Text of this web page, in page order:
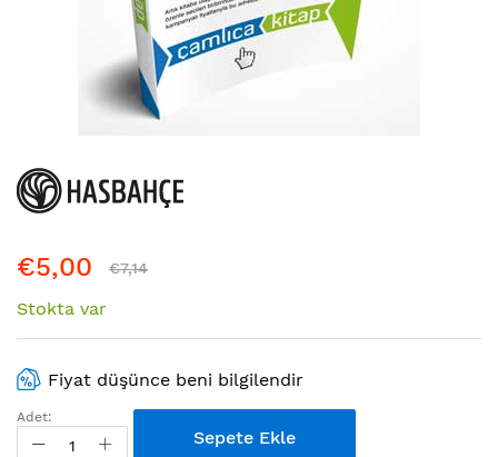
galerisinin
başına
€5,00 €7,14
Stokta var
Fiyat düşünce beni bilgilendir
Adet:
Sepete Ekle